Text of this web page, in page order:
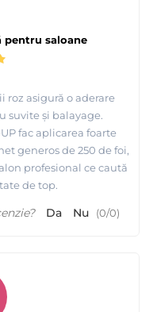
pentru saloane
roz asigură o aderare
suvite și balayage.
fac aplicarea foarte
generos de 250 de foi,
profesional ce caută
de top.
Da Nu (0/0)